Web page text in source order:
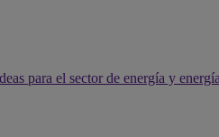
para el sector de energía y